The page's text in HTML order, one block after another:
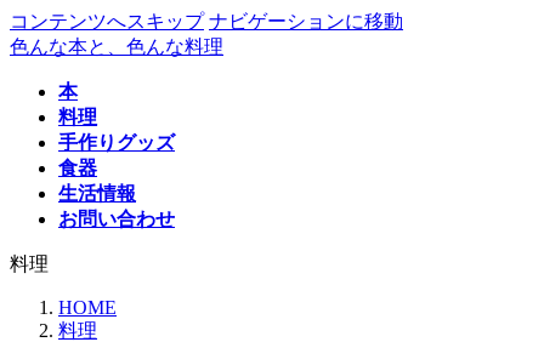
コンテンツへスキップ ナビゲーションに移動
色んな本と、色んな料理
本
料理
手作りグッズ
食器
生活情報
お問い合わせ
料理
HOME
料理